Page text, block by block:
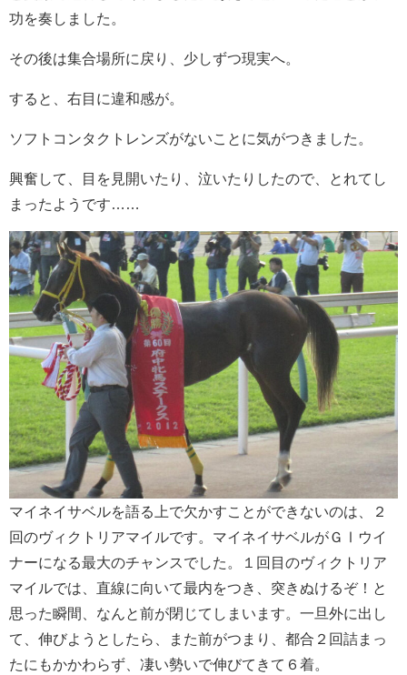
功を奏しました。
その後は集合場所に戻り、少しずつ現実へ。
すると、右目に違和感が。
ソフトコンタクトレンズがないことに気がつきました。
興奮して、目を見開いたり、泣いたりしたので、とれてし
まったようです……
マイネイサベルを語る上で欠かすことができないのは、２
回のヴィクトリアマイルです。マイネイサベルがＧⅠウイ
ナーになる最大のチャンスでした。１回目のヴィクトリア
マイルでは、直線に向いて最内をつき、突きぬけるぞ！と
思った瞬間、なんと前が閉じてしまいます。一旦外に出し
て、伸びようとしたら、また前がつまり、都合２回詰まっ
たにもかかわらず、凄い勢いで伸びてきて６着。